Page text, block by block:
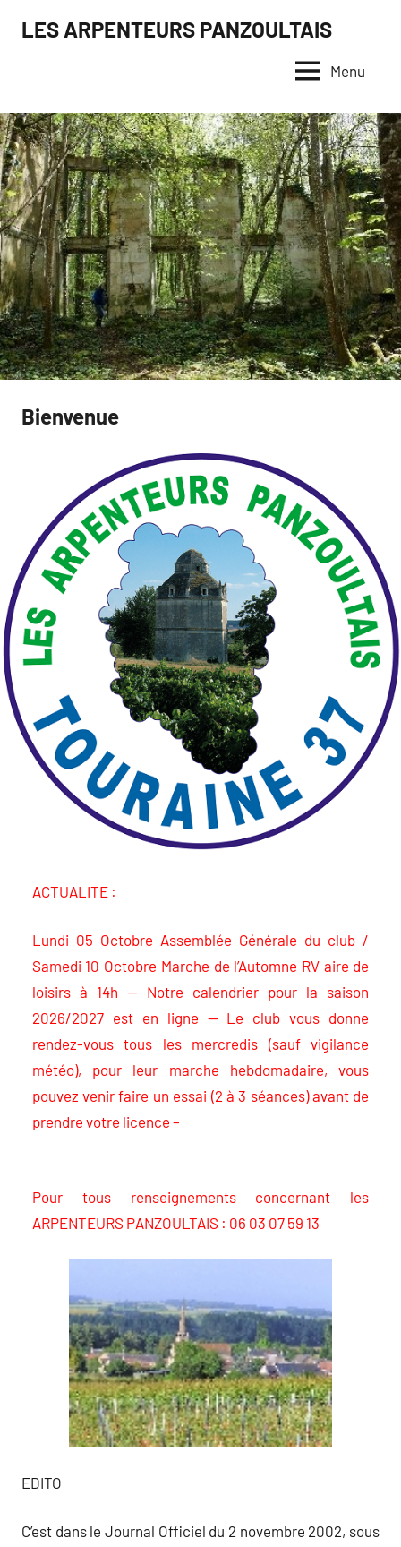
LES ARPENTEURS PANZOULTAIS
Menu
Bienvenue
ACTUALITE :
Lundi 05 Octobre Assemblée Générale du club /
Samedi 10 Octobre Marche de l’Automne RV aire de
loisirs à 14h — Notre calendrier pour la saison
2026/2027 est en ligne — Le club vous donne
rendez-vous tous les mercredis (sauf vigilance
météo), pour leur marche hebdomadaire, vous
pouvez venir faire un essai (2 à 3 séances) avant de
prendre votre licence –
Pour tous renseignements concernant les
ARPENTEURS PANZOULTAIS : 06 03 07 59 13
EDITO
C’est dans le Journal Officiel du 2 novembre 2002, sous